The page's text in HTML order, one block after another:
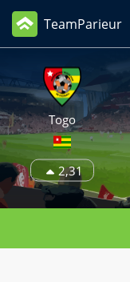
TeamParieur
Togo
2,31